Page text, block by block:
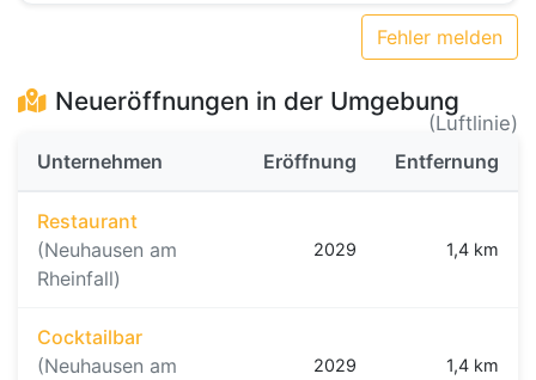
Fehler melden
Neueröffnungen in der Umgebung
(Luftlinie)
Unternehmen
Eröffnung Entfernung
Restaurant
(Neuhausen am
Rheinfall)
2029 1,4 km
Cocktailbar
(Neuhausen am
2029 1,4 km